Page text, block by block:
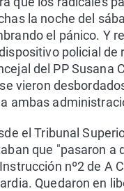
la noche del
el pánico. Y
policial de
del PP Susana
vieron
ambas
el Tribunal
que "pasaron a
nº2 de A
Quedaron en